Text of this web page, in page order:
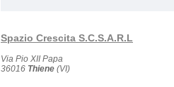
Spazio Crescita S.C.S.A.R.L
Via Pio XII Papa
36016 Thiene (VI)